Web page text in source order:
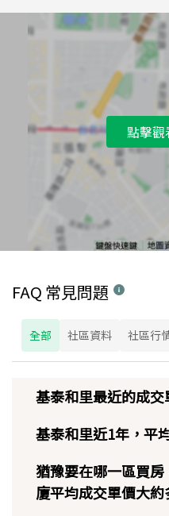
點擊觀
FAQ 常見問題
全部 社區資料 社區行
基泰和里最近的成交
基泰和里近1年，平
猶豫要在哪一區買
廈平均成交單價大約